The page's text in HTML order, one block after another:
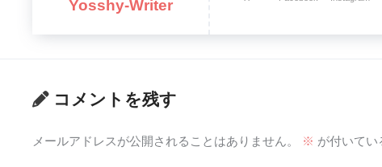
Yosshy-Writer
コメントを残す
メールアドレスが公開されることはありません。 ※ が付いてい